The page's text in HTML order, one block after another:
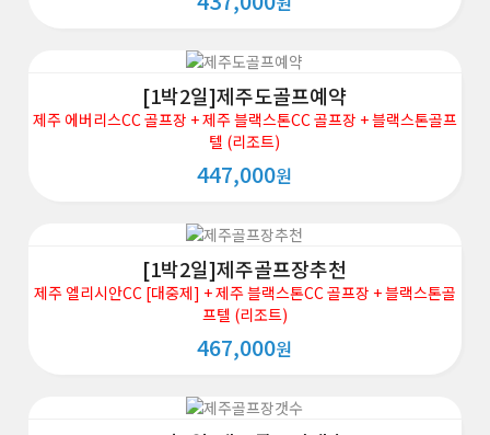
[1박2일]제주도골프예약
제주 에버리스CC 골프장 + 제주 블랙스톤CC 골프장 + 블랙스톤골프
텔 (리조트)
447,000원
[1박2일]제주골프장추천
제주 엘리시안CC [대중제] + 제주 블랙스톤CC 골프장 + 블랙스톤골
프텔 (리조트)
467,000원